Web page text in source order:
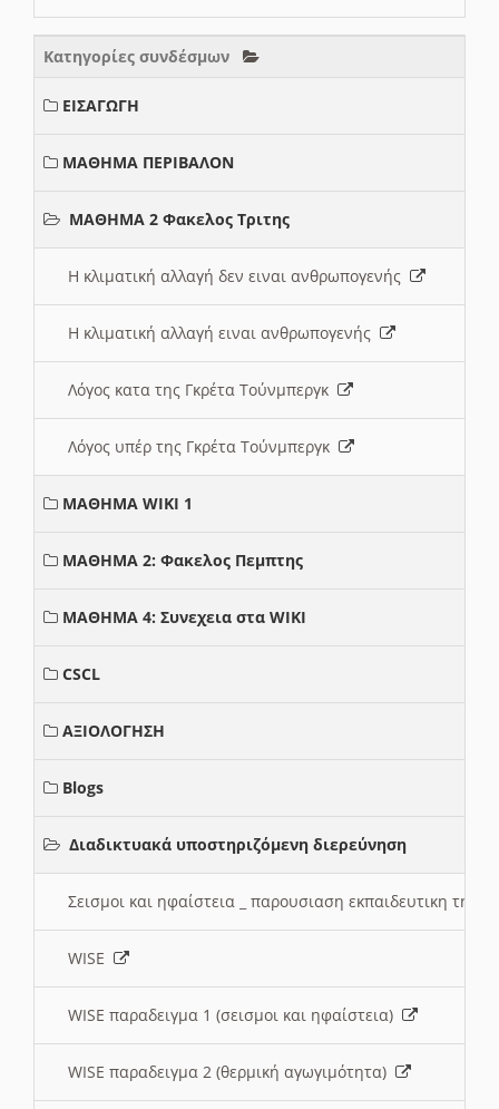
Κατηγορίες συνδέσμων
ΕΙΣΑΓΩΓΗ
ΜΑΘΗΜΑ ΠΕΡΙΒΑΛΟΝ
ΜΑΘΗΜΑ 2 Φακελος Τριτης
Η κλιματική αλλαγή δεν ειναι ανθρωπογενής
Η κλιματική αλλαγή ειναι ανθρωπογενής
Λόγος κατα της Γκρέτα Τούνμπεργκ
Λόγος υπέρ της Γκρέτα Τούνμπεργκ
ΜΑΘΗΜΑ WIKI 1
ΜΑΘΗΜΑ 2: Φακελος Πεμπτης
ΜΑΘΗΜΑ 4: Συνεχεια στα WIKI
CSCL
ΑΞΙΟΛΟΓΗΣΗ
Blogs
Διαδικτυακά υποστηριζόμενη διερεύνηση
Σεισμοι και ηφαίστεια _ παρουσιαση εκπαιδευτικη
WISE
WISE παραδειγμα 1 (σεισμοι και ηφαίστεια)
WISE παραδειγμα 2 (θερμική αγωγιμότητα)